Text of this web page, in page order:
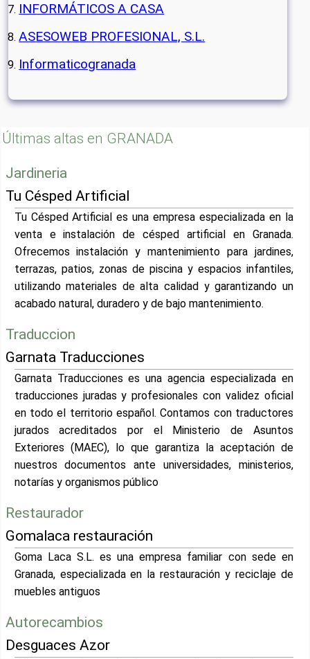
INFORMÁTICOS A CASA
ASESOWEB PROFESIONAL, S.L.
Informaticogranada
Últimas altas en GRANADA
Jardineria
Tu Césped Artificial
Tu Césped Artificial es una empresa especializada en la
venta e instalación de césped artificial en Granada.
Ofrecemos instalación y mantenimiento para jardines,
terrazas, patios, zonas de piscina y espacios infantiles,
utilizando materiales de alta calidad y garantizando un
acabado natural, duradero y de bajo mantenimiento.
Traduccion
Garnata Traducciones
Garnata Traducciones es una agencia especializada en
traducciones juradas y profesionales con validez oficial
en todo el territorio español. Contamos con traductores
jurados acreditados por el Ministerio de Asuntos
Exteriores (MAEC), lo que garantiza la aceptación de
nuestros documentos ante universidades, ministerios,
notarías y organismos público
Restaurador
Gomalaca restauración
Goma Laca S.L. es una empresa familiar con sede en
Granada, especializada en la restauración y reciclaje de
muebles antiguos
Autorecambios
Desguaces Azor